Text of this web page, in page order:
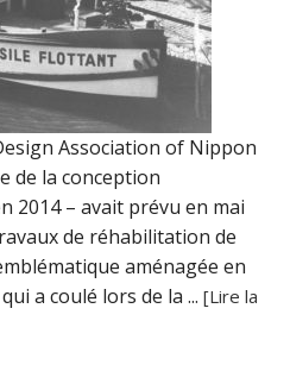
Association of Nippon
de la conception
2014 – avait prévu en mai
de réhabilitation de
aménagée en
a coulé lors de la ...[Lire la